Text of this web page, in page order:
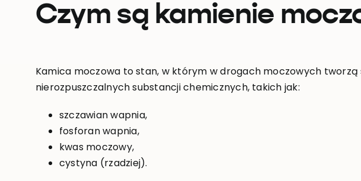
Czym są kamienie
Kamica moczowa to stan, w którym w drogach moczowych tworzą
nierozpuszczalnych substancji chemicznych, takich jak:
szczawian wapnia,
fosforan wapnia,
kwas moczowy,
cystyna (rzadziej).